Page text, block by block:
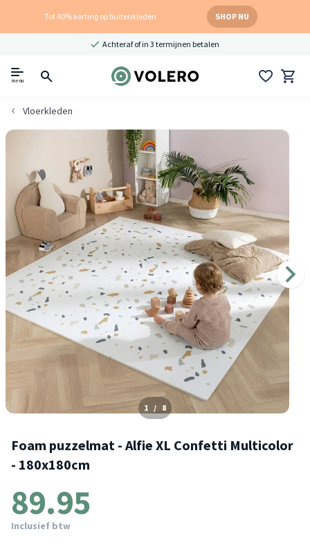
Tot 40% korting op buitenkleden SHOP NU
Achteraf of in 3 termijnen betalen
menu
Vloerkleden
1 / 8
Foam puzzelmat - Alfie XL Confetti Multicolor
- 180x180cm
89.95
Inclusief btw